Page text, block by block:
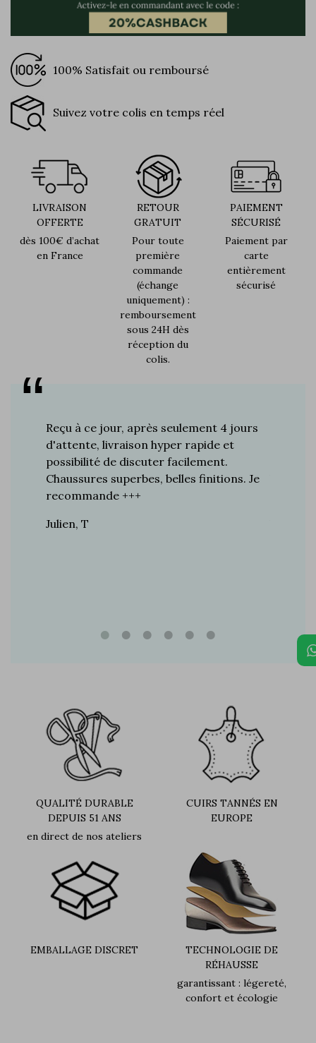
100% Satisfait ou remboursé
Suivez votre colis en temps réel
LIVRAISON
OFFERTE
dès 100€ d’achat
en France
RETOUR
GRATUIT
Pour toute
première
commande
(échange
uniquement) :
remboursement
sous 24H dès
réception du
colis.
PAIEMENT
SÉCURISÉ
Paiement par
carte
entièrement
sécurisé
Reçu à ce jour, après seulement 4 jours
d'attente, livraison hyper rapide et
possibilité de discuter facilement.
Chaussures superbes, belles finitions. Je
recommande +++
Julien, T
QUALITÉ DURABLE
DEPUIS 51 ANS
en direct de nos ateliers
CUIRS TANNÉS EN
EUROPE
EMBALLAGE DISCRET
TECHNOLOGIE DE
RÉHAUSSE
garantissant : légereté,
confort et écologie